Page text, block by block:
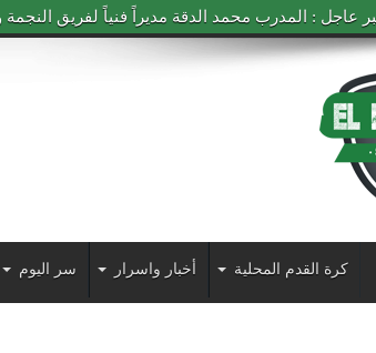
عاجل : المدرب محمد الدقة مديراً فنياً لفريق النجمة
كرة القدم المحلية أخبار واسرار سر اليوم